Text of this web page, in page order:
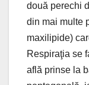
două perechi
din mai multe
maxilipide)
Respiraţia se
află prinse la